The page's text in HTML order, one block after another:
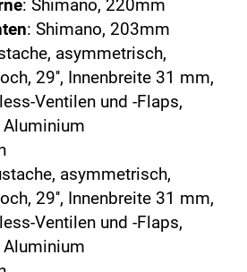
: Shimano, 220mm
: Shimano, 203mm
asymmetrisch,
29'', Innenbreite 31 mm,
Ventilen und -Flaps,
Aluminium
asymmetrisch,
29'', Innenbreite 31 mm,
Ventilen und -Flaps,
Aluminium